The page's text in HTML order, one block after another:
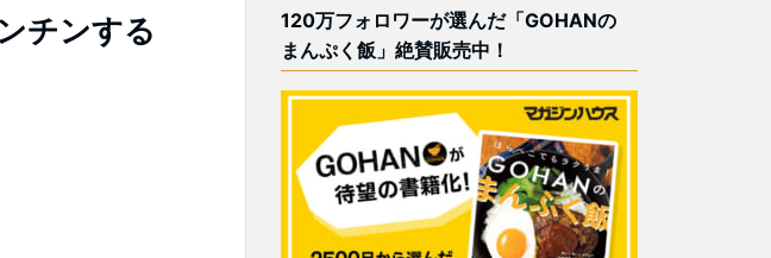
チンする
120万フォロワーが選んだ「GOHANの
まんぷく飯」絶賛販売中！